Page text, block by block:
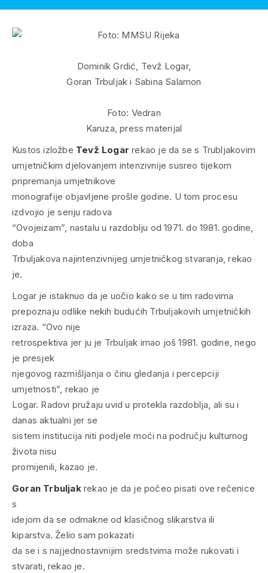
Dominik Grdić, Tevž Logar,
Goran Trbuljak i Sabina Salamon
Foto: Vedran
Karuza, press materijal
Kustos izložbe Tevž Logar rekao je da se s Trubljakovim
umjetničkim djelovanjem intenzivnije susreo tijekom
pripremanja umjetnikove
monografije objavljene prošle godine. U tom procesu
izdvojio je seriju radova
“Ovojeizam”, nastalu u razdoblju od 1971. do 1981. godine,
doba
Trbuljakova najintenzivnijeg umjetničkog stvaranja, rekao
je.
Logar je istaknuo da je uočio kako se u tim radovima
prepoznaju odlike nekih budućih Trbuljakovih umjetničkih
izraza. “Ovo nije
retrospektiva jer ju je Trbuljak imao još 1981. godine, nego
je presjek
njegovog razmišljanja o činu gledanja i percepciji
umjetnosti”, rekao je
Logar. Radovi pružaju uvid u protekla razdoblja, ali su i
danas aktualni jer se
sistem institucija niti podjele moći na području kulturnog
života nisu
promijenili, kazao je.
Goran Trbuljak rekao je da je počeo pisati ove rečenice
s
idejom da se odmakne od klasičnog slikarstva ili
kiparstva. Želio sam pokazati
da se i s najjednostavnijim sredstvima može rukovati i
stvarati, rekao je.